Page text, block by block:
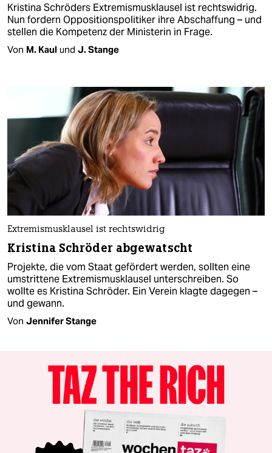
Kristina Schröders Extremismusklausel ist rechtswidrig.
Nun fordern Oppositionspolitiker ihre Abschaffung – und
stellen die Kompetenz der Ministerin in Frage.
Von M. Kaul und J. Stange
Extremismusklausel ist rechtswidrig
Kristina Schröder abgewatscht
Projekte, die vom Staat gefördert werden, sollten eine
umstrittene Extremismusklausel unterschreiben. So
wollte es Kristina Schröder. Ein Verein klagte dagegen –
und gewann.
Von Jennifer Stange